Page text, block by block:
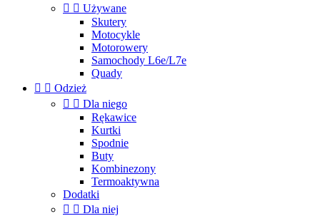
  Używane
Skutery
Motocykle
Motorowery
Samochody L6e/L7e
Quady
  Odzież
  Dla niego
Rękawice
Kurtki
Spodnie
Buty
Kombinezony
Termoaktywna
Dodatki
  Dla niej